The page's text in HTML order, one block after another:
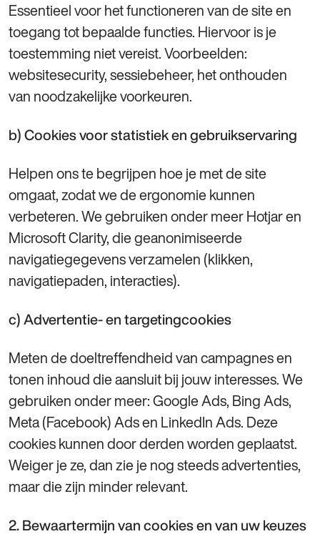
Essentieel voor het functioneren van de site en
toegang tot bepaalde functies. Hiervoor is je
toestemming niet vereist. Voorbeelden:
websitesecurity, sessiebeheer, het onthouden
van noodzakelijke voorkeuren.
b) Cookies voor statistiek en gebruikservaring
Helpen ons te begrijpen hoe je met de site
omgaat, zodat we de ergonomie kunnen
verbeteren. We gebruiken onder meer Hotjar en
Microsoft Clarity, die geanonimiseerde
navigatiegegevens verzamelen (klikken,
navigatiepaden, interacties).
c) Advertentie‑ en targetingcookies
Meten de doeltreffendheid van campagnes en
tonen inhoud die aansluit bij jouw interesses. We
gebruiken onder meer: Google Ads, Bing Ads,
Meta (Facebook) Ads en LinkedIn Ads. Deze
cookies kunnen door derden worden geplaatst.
Weiger je ze, dan zie je nog steeds advertenties,
maar die zijn minder relevant.
2. Bewaartermijn van cookies en van uw keuzes